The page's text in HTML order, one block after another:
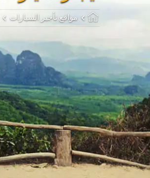
مواقع تأجير السيارات